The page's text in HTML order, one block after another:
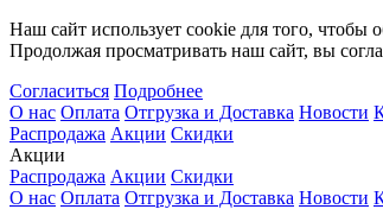
Наш сайт использует cookie для того, чтобы
Продолжая просматривать наш сайт, вы
Согласиться Подробнее
О нас Оплата Отгрузка и Доставка Новости
Распродажа Акции Скидки
Акции
Распродажа Акции Скидки
О нас Оплата Отгрузка и Доставка Новости